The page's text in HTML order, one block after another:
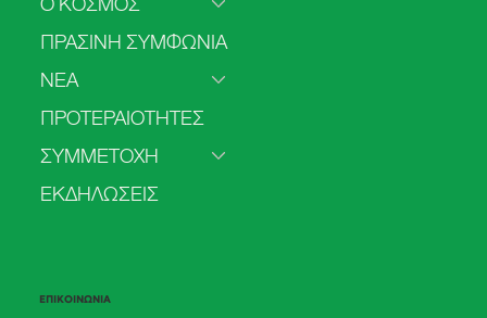
«Εμείς» - 4 & 5 Ιουλίου 2026
ΠΡΑΣΙΝΗ ΣΥΜΦΩΝΙΑ
ΝΕΑ
ΠΡΟΤΕΡΑΙΟΤΗΤΕΣ
ΣΥΜΜΕΤΟΧΗ
ΕΚΔΗΛΩΣΕΙΣ
ΕΠΙΚΟΙΝΩΝΙΑ